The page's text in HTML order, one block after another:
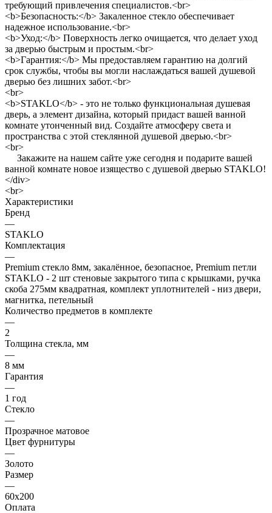
требующий привлечения специалистов.<br>
<b>Безопасность:</b> Закаленное стекло обеспечивает
надежное использование.<br>
<b>Уход:</b> Поверхность легко очищается, что делает уход
за дверью быстрым и простым.<br>
<b>Гарантия:</b> Мы предоставляем гарантию на долгий
срок службы, чтобы вы могли наслаждаться вашей душевой
дверью без лишних забот.<br>
<br>
<b>STAKLO</b> - это не только функциональная душевая
дверь, а элемент дизайна, который придаст вашей ванной
комнате утонченный вид. Создайте атмосферу света и
пространства с этой стеклянной душевой дверью.<br>
<br>
Закажите на нашем сайте уже сегодня и подарите вашей
ванной комнате новое изящество с душевой дверью STAKLO!
</div>
<br>
Характеристики
Бренд
—
STAKLO
Комплектация
—
Premium стекло 8мм, закалённое, безопасное, Premium петли
STAKLO - 2 шт стеновые закрытого типа с крышками, ручка
скоба 275мм квадратная, комплект уплотнителей - низ двери,
магнитка, петельный
Количество предметов в комплекте
—
2
Толщина стекла, мм
—
8 мм
Гарантия
—
1 год
Стекло
—
Прозрачное матовое
Цвет фурнитуры
—
Золото
Размер
—
60x200
Оплата